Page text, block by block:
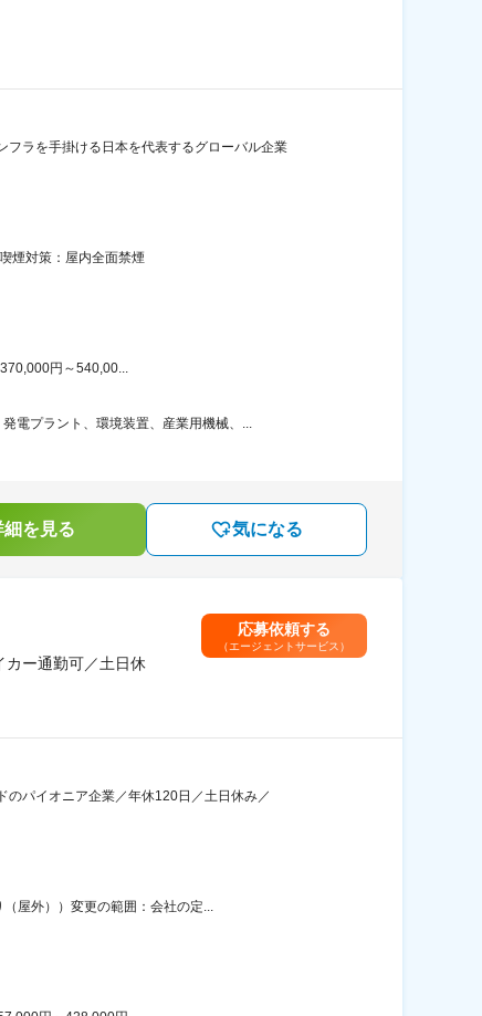
フラを手掛ける日本を代表するグローバル企業
煙対策：屋内全面禁煙
円～540,00...
電プラント、環境装置、産業用機械、...
を見る 気になる
カー通勤可／土日休
応募依頼する
（エージェントサービス）
パイオニア企業／年休120日／土日休み／
屋外））変更の範囲：会社の定...